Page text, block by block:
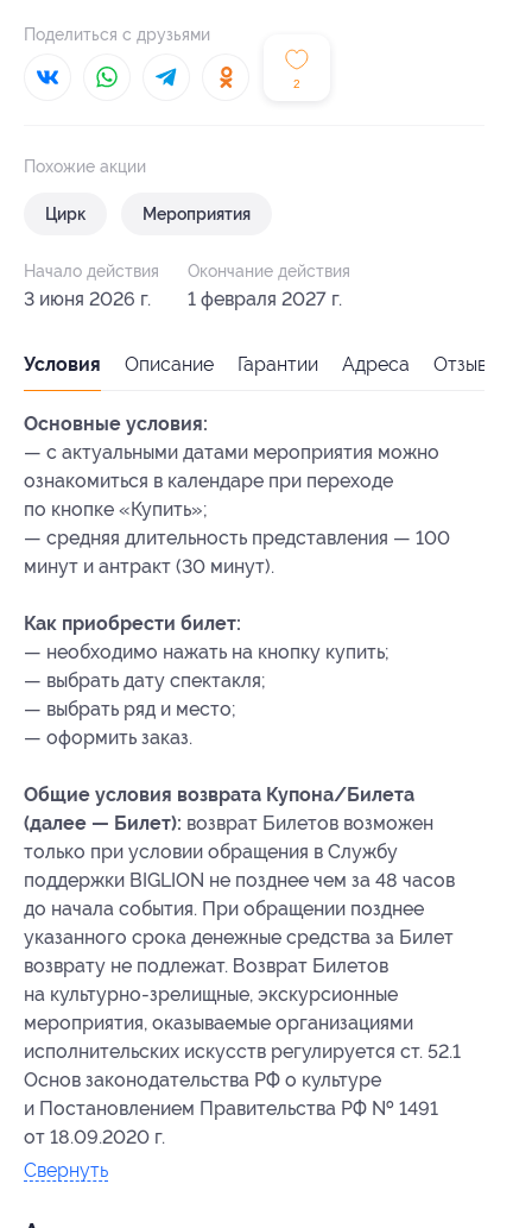
2
Поделиться с друзьями
Похожие акции
Цирк Мероприятия
Начало действия
3 июня 2026 г.
Окончание действия
1 февраля 2027 г.
Условия Описание Гарантии Адреса Отзывы
Основные условия:
— с актуальными датами мероприятия можно
ознакомиться в календаре при переходе
по кнопке «Купить»;
— средняя длительность представления — 100
минут и антракт (30 минут).
Как приобрести билет:
— необходимо нажать на кнопку купить;
— выбрать дату спектакля;
— выбрать ряд и место;
— оформить заказ.
Общие условия возврата Купона/Билета
(далее — Билет): возврат Билетов возможен
только при условии обращения в Службу
поддержки BIGLION не позднее чем за 48 часов
до начала события. При обращении позднее
указанного срока денежные средства за Билет
возврату не подлежат. Возврат Билетов
на культурно-зрелищные, экскурсионные
мероприятия, оказываемые организациями
исполнительских искусств регулируется ст. 52.1
Основ законодательства РФ о культуре
и Постановлением Правительства РФ № 1491
от 18.09.2020 г.
Свернуть